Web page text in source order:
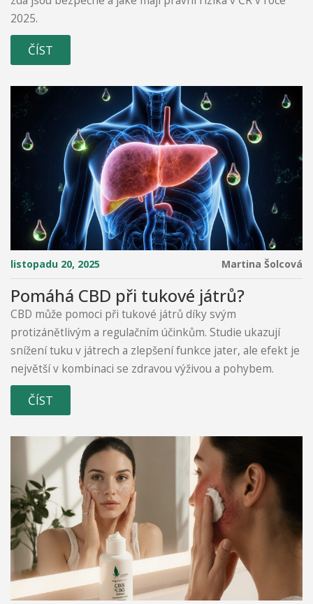
2025.
ČÍST
listopadu 20, 2025 Martina Šolcová
Pomáhá CBD při tukové játrů?
CBD může pomoci při tukové játrů díky svým
protizánětlivým a regulačním účinkům. Studie ukazují
snížení tuku v játrech a zlepšení funkce jater, ale efekt je
největší v kombinaci se zdravou výživou a pohybem.
ČÍST